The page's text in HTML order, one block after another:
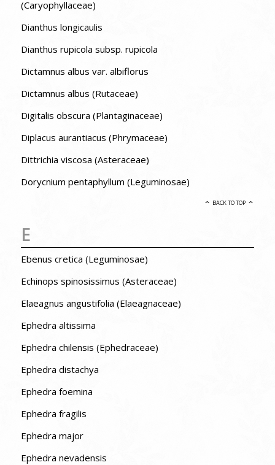
(Caryophyllaceae)
Dianthus longicaulis
Dianthus rupicola subsp. rupicola
Dictamnus albus var. albiflorus
Dictamnus albus (Rutaceae)
Digitalis obscura (Plantaginaceae)
Diplacus aurantiacus (Phrymaceae)
Dittrichia viscosa (Asteraceae)
Dorycnium pentaphyllum (Leguminosae)
BACK TO TOP
E
Ebenus cretica (Leguminosae)
Echinops spinosissimus (Asteraceae)
Elaeagnus angustifolia (Elaeagnaceae)
Ephedra altissima
Ephedra chilensis (Ephedraceae)
Ephedra distachya
Ephedra foemina
Ephedra fragilis
Ephedra major
Ephedra nevadensis